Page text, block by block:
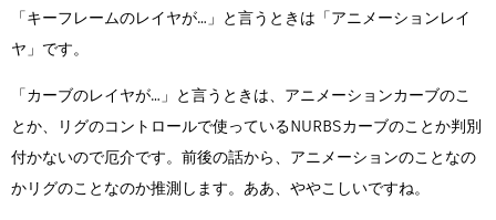
「キーフレームのレイヤが…」と言うときは「アニメーションレイ
ヤ」です。
「カーブのレイヤが…」と言うときは、アニメーションカーブのこ
とか、リグのコントロールで使っているNURBSカーブのことか判別
付かないので厄介です。前後の話から、アニメーションのことなの
かリグのことなのか推測します。ああ、ややこしいですね。